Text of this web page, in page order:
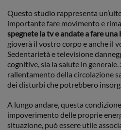
Questo studio rappresenta
importante fare movimento e
spegnete la tv e andate a fare una
gioverà il vostro corpo e anche il
Sedentarietà e televisione
cognitive, sia la salute in generale.
rallentamento della circolazione
dei disturbi che potrebbero
A lungo andare, questa
impoverimento delle proprie
situazione, può essere utile